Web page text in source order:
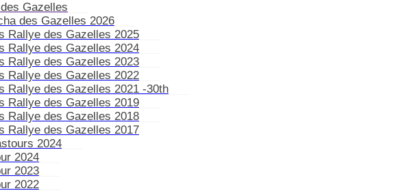
Gazelles
des Gazelles 2026
Rallye des Gazelles 2025
Rallye des Gazelles 2024
Rallye des Gazelles 2023
Rallye des Gazelles 2022
Rallye des Gazelles 2021 -30th
Rallye des Gazelles 2019
Rallye des Gazelles 2018
Rallye des Gazelles 2017
2024
2024
2023
2022